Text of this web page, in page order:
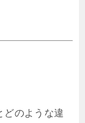
どのような違